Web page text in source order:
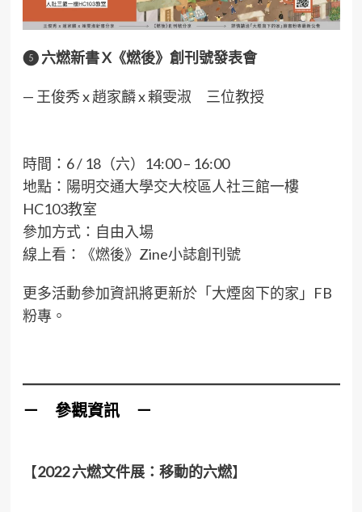
❺ 六燃新書 X《燃後》創刊號發表會
— 王俊秀 x 趙家麟 x 賴雯淑 三位教授
時間：6 / 18（六）14:00 – 16:00
地點：陽明交通大學交大校區人社三館一樓
HC103教室
參加方式：自由入場
線上看：《燃後》Zine小誌創刊號
更多活動參加資訊將更新於「大煙囪下的家」FB
粉專。
－ 參觀資訊 －
【2022 六燃文件展：移動的六燃】